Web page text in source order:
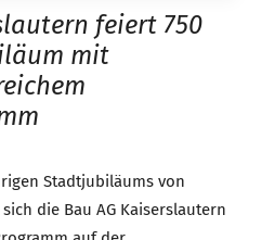
feiert 750
mit
Stadtjubiläums von
die Bau AG Kaiserslautern